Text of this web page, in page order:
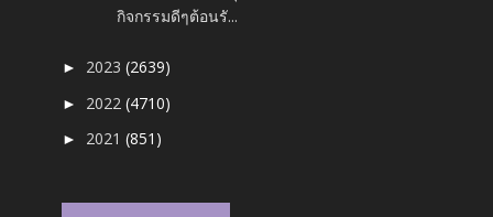
กิจกรรมดีๆต้อนรั...
► 2023(2639)
► 2022(4710)
► 2021(851)